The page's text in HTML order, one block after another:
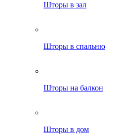
Шторы в зал
Шторы в спальню
Шторы на балкон
Шторы в дом